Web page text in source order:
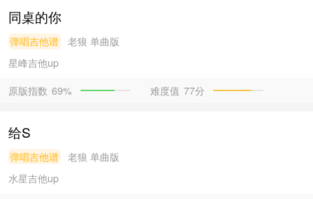
同桌的你
弹唱吉他谱 老狼 单曲版
星峰吉他up
原版指数 69% 难度值 77分
给S
弹唱吉他谱 老狼 单曲版
水星吉他up